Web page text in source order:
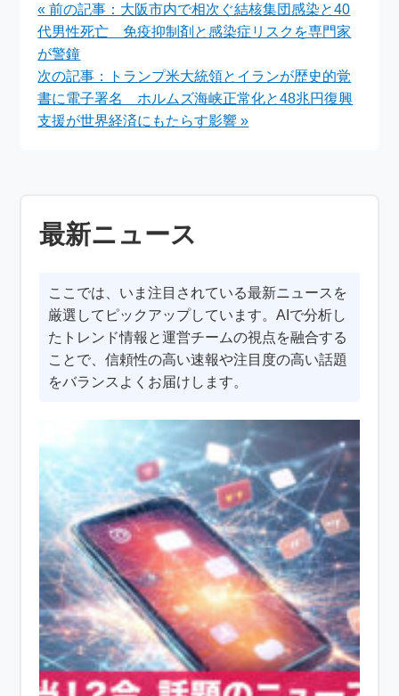
« 前の記事：大阪市内で相次ぐ結核集団感染と40
代男性死亡 免疫抑制剤と感染症リスクを専門家
が警鐘
次の記事：トランプ米大統領とイランが歴史的覚
書に電子署名 ホルムズ海峡正常化と48兆円復興
支援が世界経済にもたらす影響 »
最新ニュース
ここでは、いま注目されている最新ニュースを
厳選してピックアップしています。AIで分析し
たトレンド情報と運営チームの視点を融合する
ことで、信頼性の高い速報や注目度の高い話題
をバランスよくお届けします。